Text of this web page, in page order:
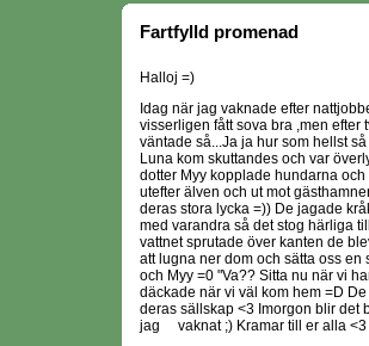
Fartfylld promenad
Halloj =)
Idag när jag vaknade efter
visserligen fått sova bra ,men
väntade så...Ja ja hur som hellst
Luna kom skuttandes och var
dotter Myy kopplade hundarna
utefter älven och ut mot
deras stora lycka =)) De jagade
med varandra så det stog härliga
vattnet sprutade över kanten de
att lugna ner dom och sätta oss
och Myy =0 "Va?? Sitta nu när vi
däckade när vi väl kom hem =D
deras sällskap <3 Imorgon blir det
jag vaknat ;) Kramar till er alla <3